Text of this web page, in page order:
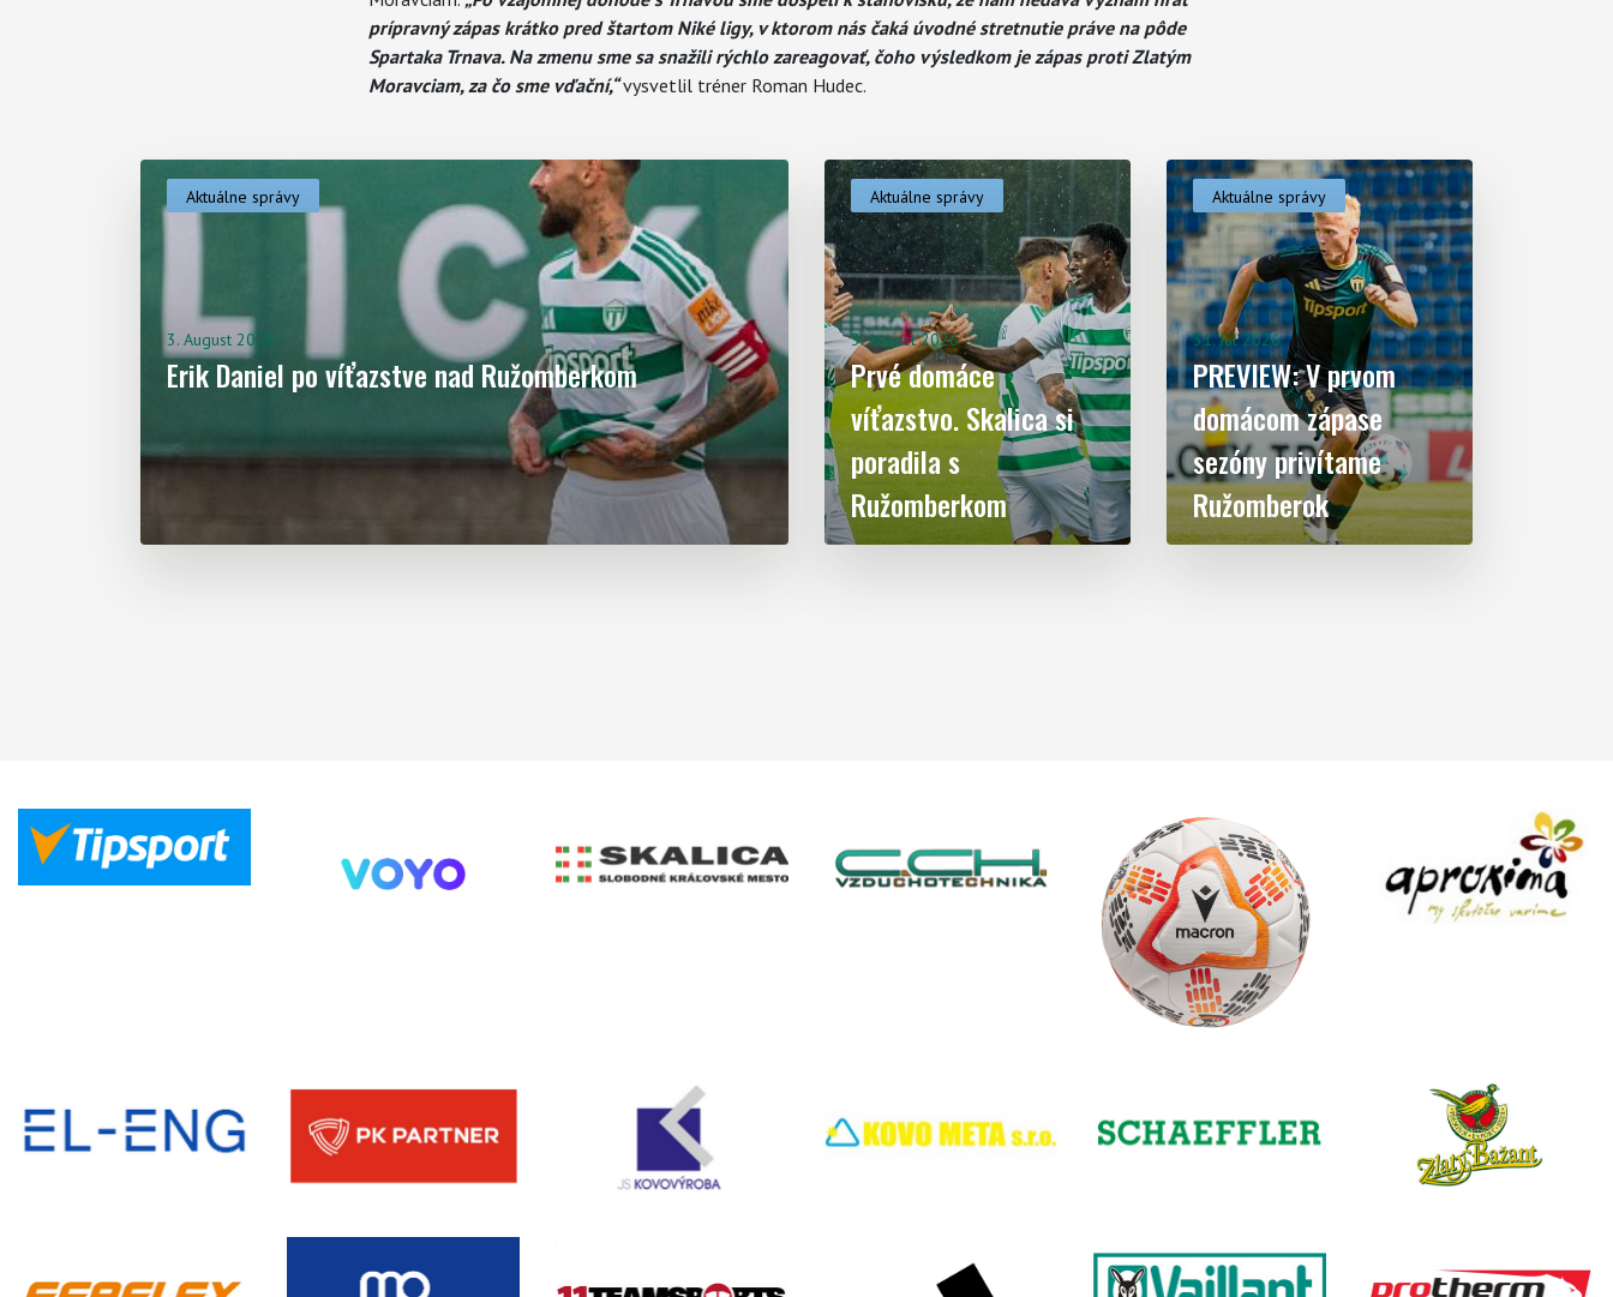
prípravný zápas krátko pred štartom Niké ligy, v ktorom nás čaká úvodné stretnutie práve na pôde
Spartaka Trnava. Na zmenu sme sa snažili rýchlo zareagovať, čoho výsledkom je zápas proti Zlatým
Moravciam, za čo sme vďační,“vysvetlil tréner Roman Hudec.
Aktuality
Aktuálne správy
3. August 2026
Erik Daniel po víťazstve nad Ružomberkom
Aktuálne správy
3. August 2026
Prvé domáce
víťazstvo. Skalica si
poradila s
Ružomberkom
Aktuálne správy
31. Júl 2026
PREVIEW: V prvom
domácom zápase
sezóny privítame
Ružomberok